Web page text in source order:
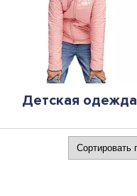
Детская одежда